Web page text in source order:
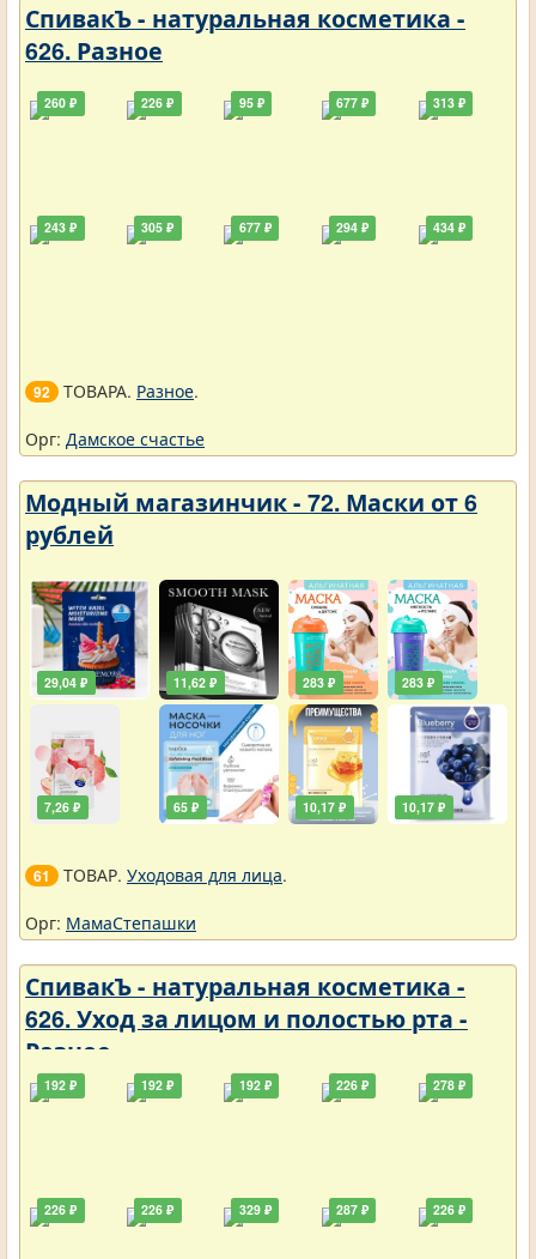
СпивакЪ - натуральная косметика -
626. Разное
260 ₽
243 ₽
226 ₽
305 ₽
95 ₽
677 ₽
677 ₽
294 ₽
313 ₽
434 ₽
92 ТОВАРА. Разное.
Орг: Дамское счастье
Модный магазинчик - 72. Маски от 6
рублей
29,04 ₽
7,26 ₽
11,62 ₽
65 ₽
283 ₽
10,17 ₽
283 ₽
10,17 ₽
61 ТОВАР. Уходовая для лица.
Орг: МамаСтепашки
СпивакЪ - натуральная косметика -
626. Уход за лицом и полостью рта -
Разное
192 ₽
226 ₽
192 ₽
226 ₽
192 ₽
329 ₽
226 ₽
287 ₽
278 ₽
226 ₽